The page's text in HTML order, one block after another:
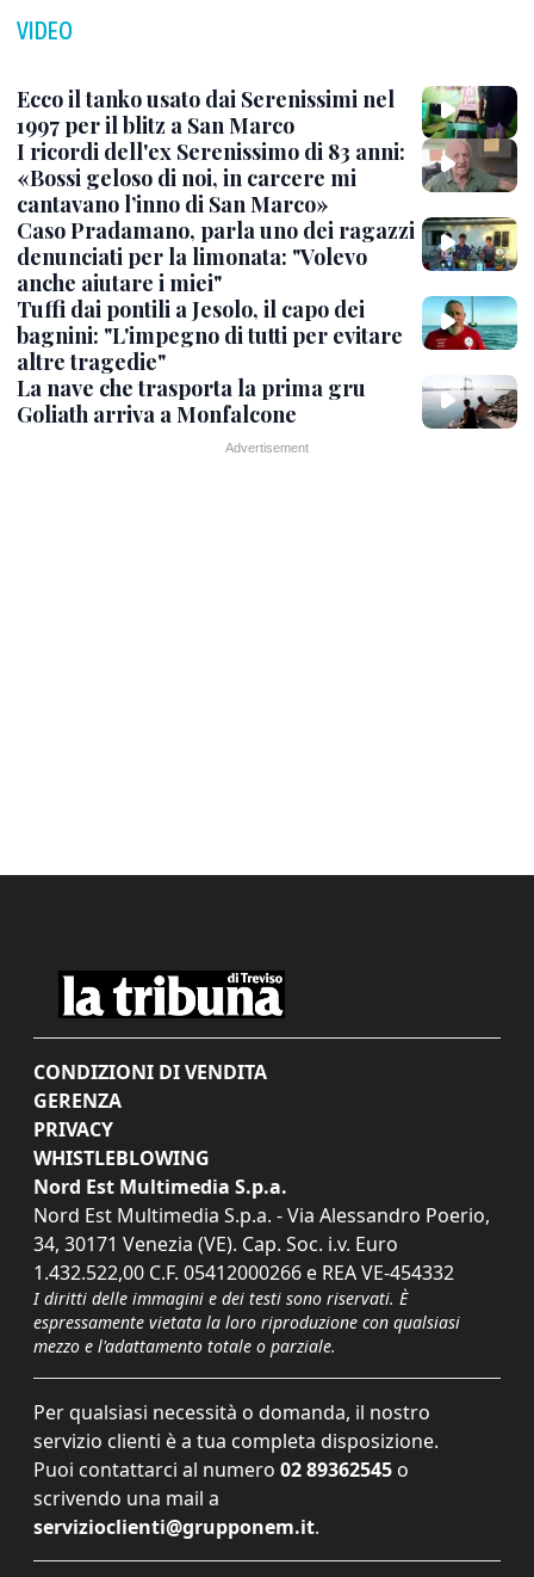
VIDEO
Ecco il tanko usato dai Serenissimi nel
1997 per il blitz a San Marco
I ricordi dell'ex Serenissimo di 83 anni:
«Bossi geloso di noi, in carcere mi
cantavano l’inno di San Marco»
Caso Pradamano, parla uno dei ragazzi
denunciati per la limonata: "Volevo
anche aiutare i miei"
Tuffi dai pontili a Jesolo, il capo dei
bagnini: "L'impegno di tutti per evitare
altre tragedie"
La nave che trasporta la prima gru
Goliath arriva a Monfalcone
CONDIZIONI DI VENDITA
GERENZA
PRIVACY
WHISTLEBLOWING
Nord Est Multimedia S.p.a.
Nord Est Multimedia S.p.a. - Via Alessandro Poerio,
34, 30171 Venezia (VE). Cap. Soc. i.v. Euro
1.432.522,00 C.F. 05412000266 e REA VE-454332
I diritti delle immagini e dei testi sono riservati. È
espressamente vietata la loro riproduzione con qualsiasi
mezzo e l'adattamento totale o parziale.
Per qualsiasi necessità o domanda, il nostro
servizio clienti è a tua completa disposizione.
Puoi contattarci al numero 02 89362545 o
scrivendo una mail a
servizioclienti@grupponem.it.